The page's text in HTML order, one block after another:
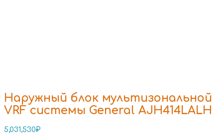
Наружный блок мультизональной
VRF системы General AJH414LALH
5,031,530₽